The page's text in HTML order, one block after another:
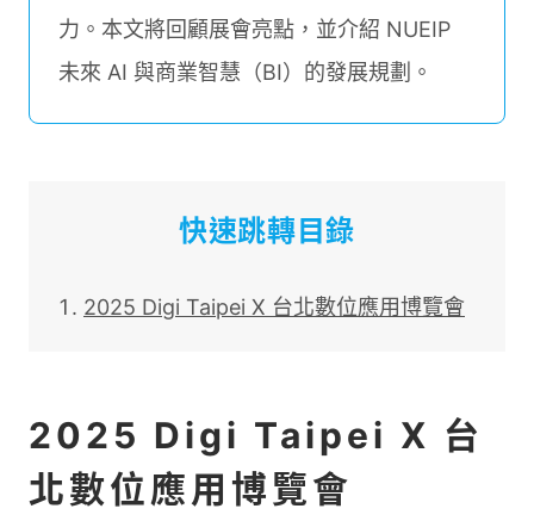
力。本文將回顧展會亮點，並介紹 NUEIP
未來 AI 與商業智慧（BI）的發展規劃。
快速跳轉目錄
2025 Digi Taipei X 台北數位應用博覽會
2025 Digi Taipei X 台
北數位應用博覽會